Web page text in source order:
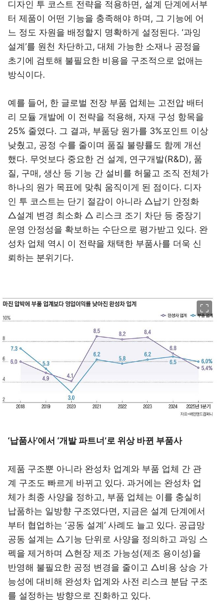
디자인 투 코스트 전략을 적용하면, 설계 단계에서부
터 제품이 어떤 기능을 충족해야 하며, 그 기능에 어
느 정도 자원을 배정할지 명확하게 설정된다. ‘과잉
설계’를 원천 차단하고, 대체 가능한 소재나 공정을
초기에 검토해 불필요한 비용을 구조적으로 없애는
방식이다.
예를 들어, 한 글로벌 전장 부품 업체는 고전압 배터
리 모듈 개발에 이 전략을 적용해, 자재 구성 항목을
25% 줄였다. 그 결과, 부품당 원가를 3%포인트 이상
낮췄고, 공정 수를 줄이며 품질 불량률도 함께 개선
했다. 무엇보다 중요한 건 설계, 연구개발(R&D), 품
질, 구매, 생산 등 기능 간 설비를 허물고 조직 전체가
하나의 원가 목표에 맞춰 움직이게 된 점이다. 디자
인 투 코스트는 단기 절감이 아니라 △납기 안정화
△설계 변경 최소화 △ 리스크 조기 차단 등 중장기
운영 안정성을 확보하는 수단으로 평가받고 있다. 완
성차 업체 역시 이 전략을 채택한 부품사를 더욱 신
뢰하는 분위기다.
‘납품사’에서 ‘개발 파트너’로 위상 바뀐 부품사
제품 구조뿐 아니라 완성차 업계와 부품 업체 간 관
계 구조도 빠르게 바뀌고 있다. 과거에는 완성차 업
체가 최종 사양을 정하고, 부품 업체는 이를 충실히
납품하는 일방향 구조였다면, 지금은 설계 단계에서
부터 협업하는 ‘공동 설계’ 사례도 늘고 있다. 공급망
공동 설계는 △기능 단위로 사양을 정의하고 과잉 스
펙을 제거하며 △현장 제조 가능성(제조 용이성)을
반영해 불필요한 공정 변경을 줄이고 △비용 상승 가
능성에 대비해 완성차 업계와 사전 리스크 분담 구조
를 설정하는 방향으로 진화하고 있다.